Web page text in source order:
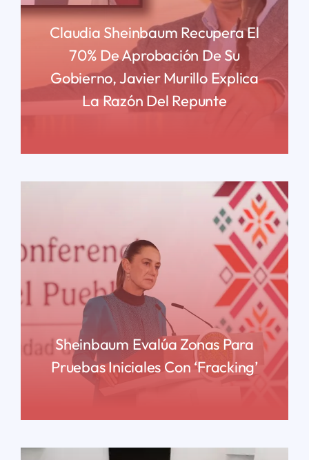
Claudia Sheinbaum Recupera El
70% De Aprobación De Su
Gobierno, Javier Murillo Explica
La Razón Del Repunte
Sheinbaum Evalúa Zonas Para
Pruebas Iniciales Con ‘fracking’